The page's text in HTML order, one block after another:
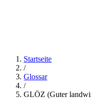
Startseite
/
Glossar
/
GLÖZ (Guter